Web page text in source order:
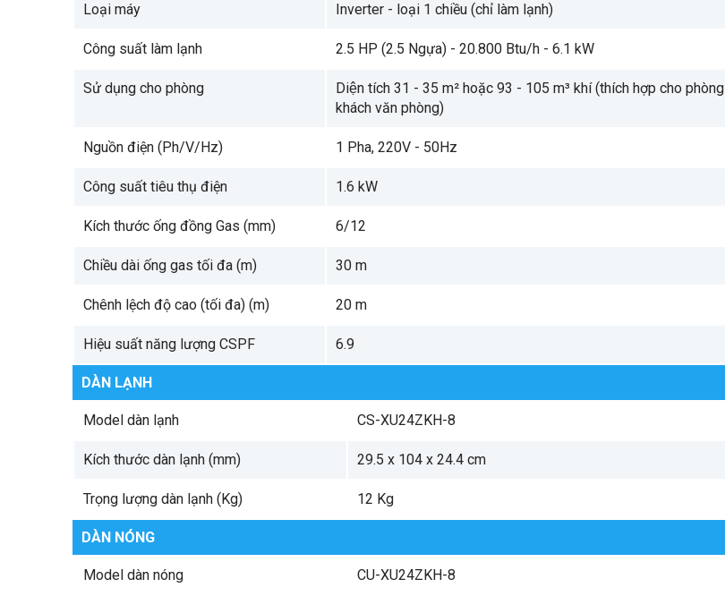
Loại máy Inverter - loại 1 chiều (chỉ làm lạnh)
Công suất làm lạnh 2.5 HP (2.5 Ngựa) - 20.800 Btu/h - 6.1 kW
Sử dụng cho phòng
Diện tích 31 - 35 m² hoặc 93 - 105 m³ khí (thích hợp cho phòng
khách văn phòng)
Nguồn điện (Ph/V/Hz) 1 Pha, 220V - 50Hz
Công suất tiêu thụ điện 1.6 kW
Kích thước ống đồng Gas (mm) 6/12
Chiều dài ống gas tối đa (m) 30 m
Chênh lệch độ cao (tối đa) (m) 20 m
Hiệu suất năng lượng CSPF 6.9
DÀN LẠNH
Model dàn lạnh CS-XU24ZKH-8
Kích thước dàn lạnh (mm) 29.5 x 104 x 24.4 cm
Trọng lượng dàn lạnh (Kg) 12 Kg
DÀN NÓNG
Model dàn nóng CU-XU24ZKH-8